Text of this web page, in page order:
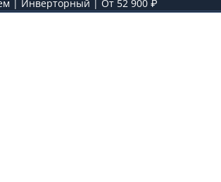
| Инверторный | От 52 900 ₽